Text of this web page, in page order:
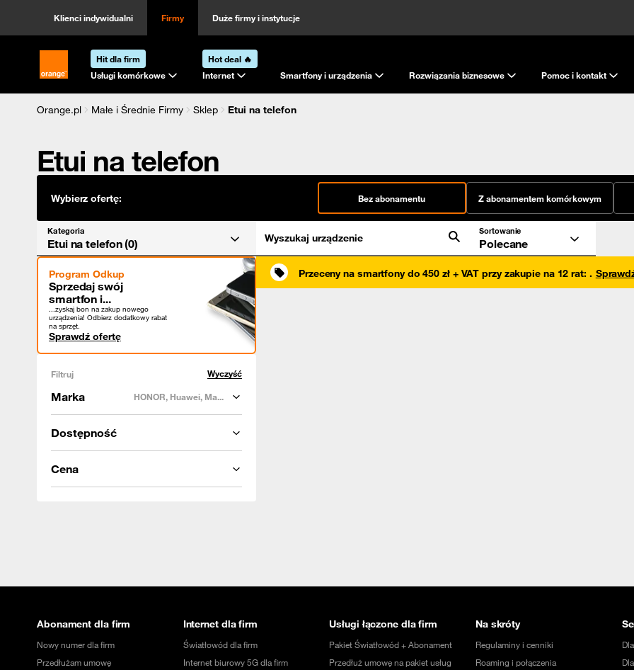
Klienci indywidualni Firmy Duże firmy i instytucje
Strona główna Orange.pl
Hit dla firm
Usługi komórkowe
Hot deal 🔥
Internet
Smartfony i urządzenia Rozwiązania biznesowe Pomoc i kontakt
Orange.pl Małe i Średnie Firmy Sklep
Etui na telefon
Etui na telefon
Wybierz ofertę: Bez abonamentu Z abonamentem komórkowym
Kategoria
Etui na telefon (0) Wyszukaj urządzenie
Sortowanie
Polecane
Program Odkup
Sprzedaj swój
smartfon i...
...zyskaj bon na zakup nowego
urządzenia! Odbierz dodatkowy rabat
na sprzęt.
Sprawdź ofertę
Filtruj Wyczyść
Marka HONOR, Huawei, Ma...
Dostępność
Cena
Przeceny na smartfony do 450 zł + VAT przy zakupie na 12 rat: .
Abonament dla firm
Nowy numer dla firm
Przedłużam umowę
Internet dla firm
Światłowód dla firm
Internet biurowy 5G dla firm
Usługi łączone dla firm
Pakiet Światłowód + Abonament
Przedłuż umowę na pakiet usług
Na skróty
Regulaminy i cenniki
Roaming i połączenia